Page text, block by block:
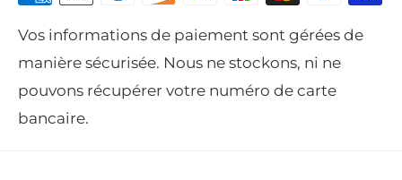
Nombre de raccords
inclus
Diamètre extérieur
de la limite
Vos informations de paiement sont gérées de
manière sécurisée. Nous ne stockons, ni ne
pouvons récupérer votre numéro de carte
bancaire.